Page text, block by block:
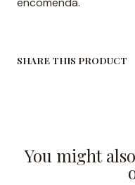
SHARE THIS PRODUCT
You might